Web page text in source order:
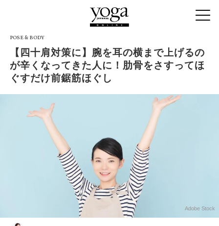
POSE & BODY
【四十肩対策に】腕を耳の横まで上げるの
が辛くなってきた人に！肋骨をさすってほ
ぐすだけ前鋸筋ほぐし
Adobe Stock